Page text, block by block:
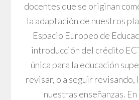
docentes que se originan
la adaptación de nuestros
Espacio Europeo de
introducción del crédito
única para la educación
revisar, o a seguir revisando,
nuestras enseñanzas.